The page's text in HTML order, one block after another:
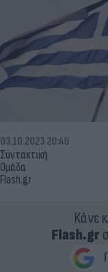
Συντακτική
Ομάδα
Flash.gr
03.10.2023 20:46
Κάνε
Flash.gr